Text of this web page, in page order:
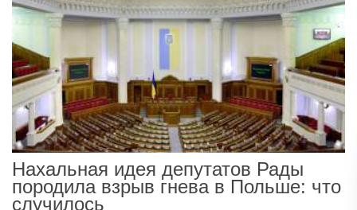
Нахальная идея депутатов Рады
породила взрыв гнева в Польше: что
случилось